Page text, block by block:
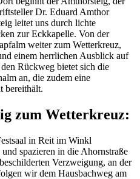
Dr. Eduard Amthor
leitet uns durch lichte
zur Eckkapelle. Von der
weiter zum Wetterkreuz,
einem herrlichen Ausblick auf
Rückweg bietet sich die
an, die zudem eine
bereithält.
zum Wetterkreuz:
in Reit im Winkl
spazieren in die Ahornstraße
Verzweigung, an der
wir dem Hausbachweg am